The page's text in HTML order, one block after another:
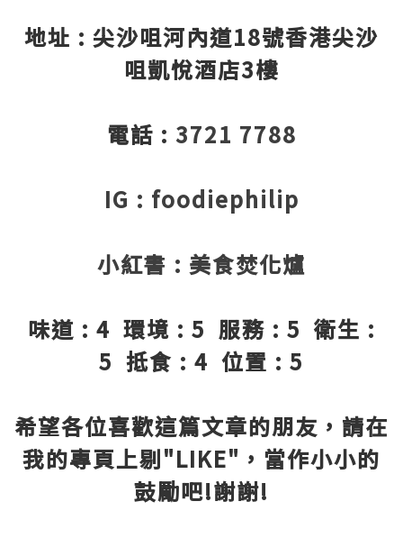
地址 : 尖沙咀河內道18號香港尖沙
咀凱悅酒店3樓
電話 : 3721 7788
IG : foodiephilip
小紅書 : 美食焚化爐
味道 : 4 環境 : 5 服務 : 5 衛生 :
5 抵食 : 4 位置 : 5
希望各位喜歡這篇文章的朋友，請在
我的專頁上剔"LIKE"，當作小小的
鼓勵吧!謝謝!